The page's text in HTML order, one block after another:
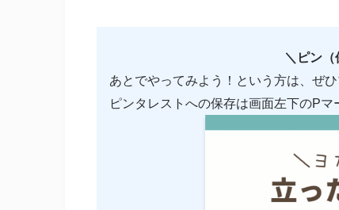
＼ピン（
あとでやってみよう！という方は、ぜ
ピンタレストへの保存は画面左下のPマ